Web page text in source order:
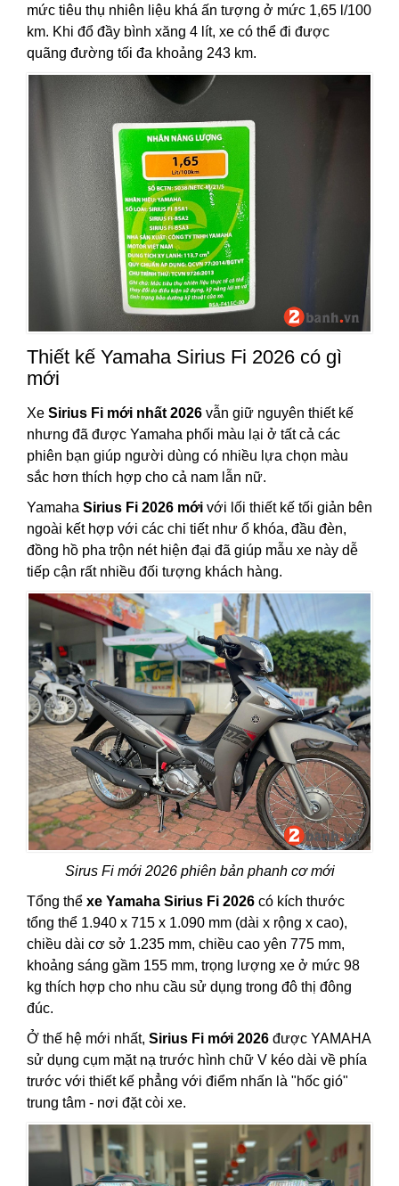
mức tiêu thụ nhiên liệu khá ấn tượng ở mức 1,65 l/100
km. Khi đổ đầy bình xăng 4 lít, xe có thể đi được
quãng đường tối đa khoảng 243 km.
Thiết kế Yamaha Sirius Fi 2026 có gì
mới
Xe Sirius Fi mới nhất 2026 vẫn giữ nguyên thiết kế
nhưng đã được Yamaha phối màu lại ở tất cả các
phiên bạn giúp người dùng có nhiều lựa chọn màu
sắc hơn thích hợp cho cả nam lẫn nữ.
Yamaha Sirius Fi 2026 mới với lối thiết kế tối giản bên
ngoài kết hợp với các chi tiết như ổ khóa, đầu đèn,
đồng hồ pha trộn nét hiện đại đã giúp mẫu xe này dễ
tiếp cận rất nhiều đối tượng khách hàng.
Sirus Fi mới 2026 phiên bản phanh cơ mới
Tổng thể xe Yamaha Sirius Fi 2026 có kích thước
tổng thể 1.940 x 715 x 1.090 mm (dài x rộng x cao),
chiều dài cơ sở 1.235 mm, chiều cao yên 775 mm,
khoảng sáng gầm 155 mm, trọng lượng xe ở mức 98
kg thích hợp cho nhu cầu sử dụng trong đô thị đông
đúc.
Ở thế hệ mới nhất, Sirius Fi mới 2026 được YAMAHA
sử dụng cụm mặt nạ trước hình chữ V kéo dài về phía
trước với thiết kế phẳng với điểm nhấn là "hốc gió"
trung tâm - nơi đặt còi xe.